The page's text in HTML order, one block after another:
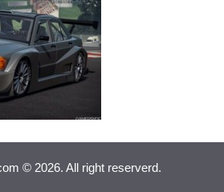
© 2026. All right reserverd.